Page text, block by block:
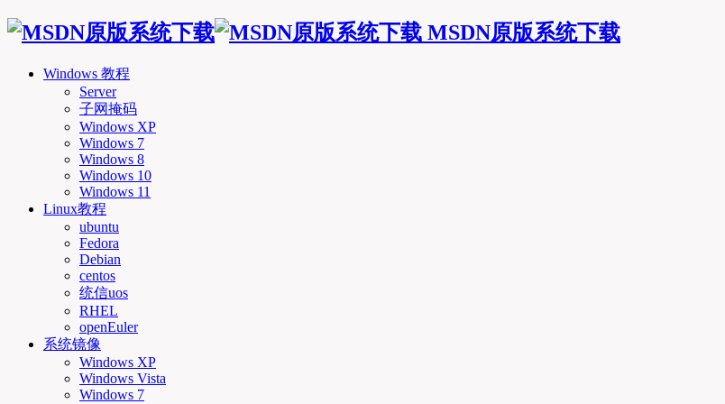
MSDN原版系统下载
Windows 教程
Server
子网掩码
Windows XP
Windows 7
Windows 8
Windows 10
Windows 11
Linux教程
ubuntu
Fedora
Debian
centos
统信uos
RHEL
openEuler
系统镜像
Windows XP
Windows Vista
Windows 7